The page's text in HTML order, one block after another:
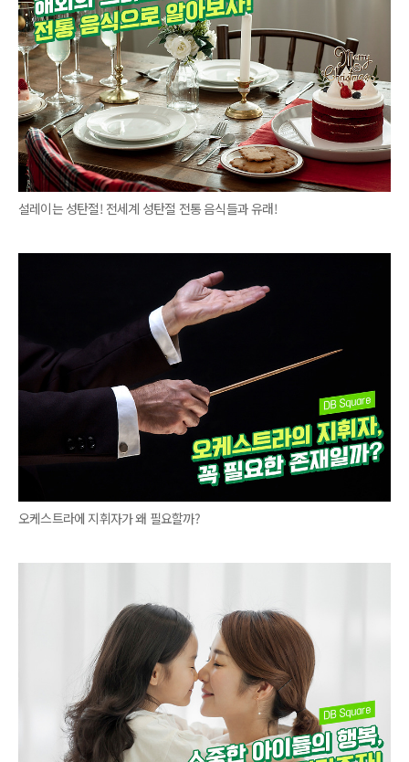
설레이는 성탄절! 전세계 성탄절 전통 음식들과 유래!
오케스트라에 지휘자가 왜 필요할까?